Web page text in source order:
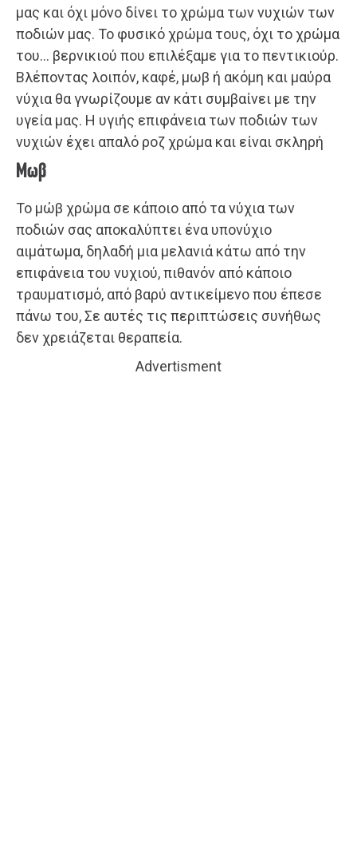
μας και όχι μόνο δίνει το χρώμα των νυχιών των
ποδιών μας. Το φυσικό χρώμα τους, όχι το χρώμα
του… βερνικιού που επιλέξαμε για το πεντικιούρ.
Βλέποντας λοιπόν, καφέ, μωβ ή ακόμη και μαύρα
νύχια θα γνωρίζουμε αν κάτι συμβαίνει με την
υγεία μας. Η υγιής επιφάνεια των ποδιών των
νυχιών έχει απαλό ροζ χρώμα και είναι σκληρή
Μωβ
Το μώβ χρώμα σε κάποιο από τα νύχια των
ποδιών σας αποκαλύπτει ένα υπονύχιο
αιμάτωμα, δηλαδή μια μελανιά κάτω από την
επιφάνεια του νυχιού, πιθανόν από κάποιο
τραυματισμό, από βαρύ αντικείμενο που έπεσε
πάνω του, Σε αυτές τις περιπτώσεις συνήθως
δεν χρειάζεται θεραπεία.
Advertisment